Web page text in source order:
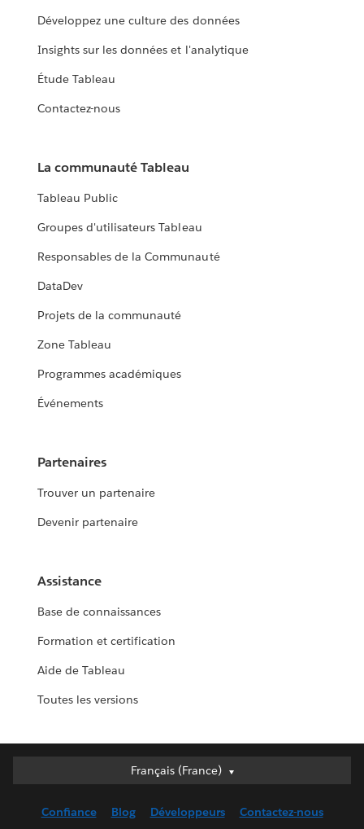
Développez une culture des données
Insights sur les données et l'analytique
Étude Tableau
Contactez-nous
La communauté Tableau
Tableau Public
Groupes d'utilisateurs Tableau
Responsables de la Communauté
DataDev
Projets de la communauté
Zone Tableau
Programmes académiques
Événements
Partenaires
Trouver un partenaire
Devenir partenaire
Assistance
Base de connaissances
Formation et certification
Aide de Tableau
Toutes les versions
Français (France)
Français (France)
English (UK)
Confiance Blog Développeurs Contactez-nous